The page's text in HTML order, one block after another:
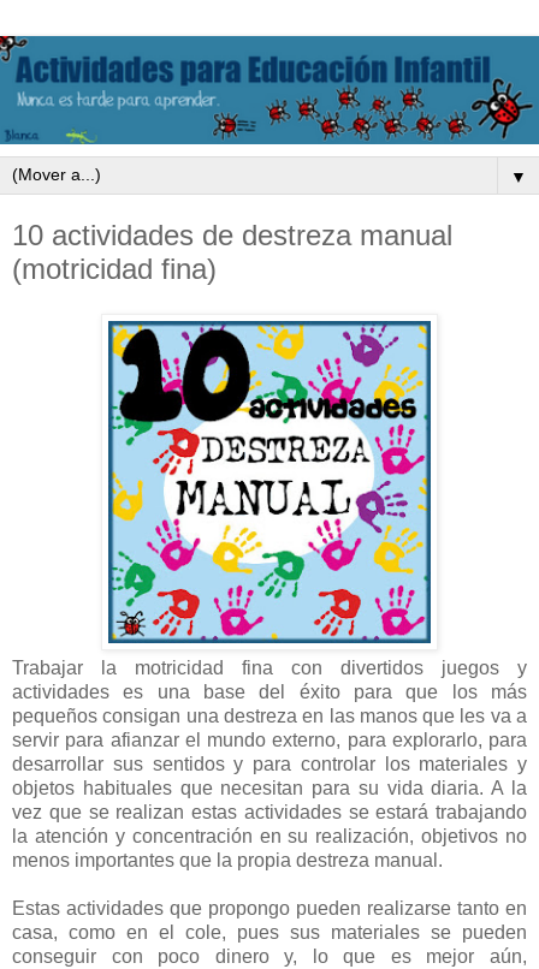
▼
10 actividades de destreza manual
(motricidad fina)
Trabajar la motricidad fina con divertidos juegos y
actividades es una base del éxito para que los más
pequeños consigan una destreza en las manos que les va a
servir para afianzar el mundo externo, para explorarlo, para
desarrollar sus sentidos y para controlar los materiales y
objetos habituales que necesitan para su vida diaria. A la
vez que se realizan estas actividades se estará trabajando
la atención y concentración en su realización, objetivos no
menos importantes que la propia destreza manual.
Estas actividades que propongo pueden realizarse tanto en
casa, como en el cole, pues sus materiales se pueden
conseguir con poco dinero y, lo que es mejor aún,